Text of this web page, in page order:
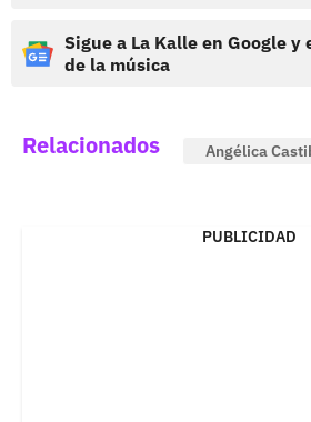
Sigue a La Kalle en Google
de la música
Relacionados Angélica
PUBLICIDAD